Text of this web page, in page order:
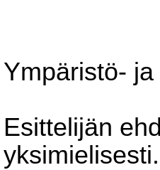
Ympäristö-
Esittelijän
yksimielisesti.